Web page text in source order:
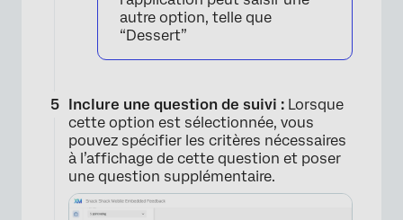
×
autre option, telle que
“Dessert”
Inclure une question de suivi : Lorsque
cette option est sélectionnée, vous
pouvez spécifier les critères nécessaires
à l’affichage de cette question et poser
une question supplémentaire.